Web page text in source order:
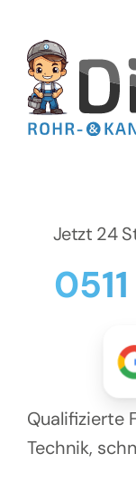
springen
Jetzt 24
Qualifizierte
Technik,